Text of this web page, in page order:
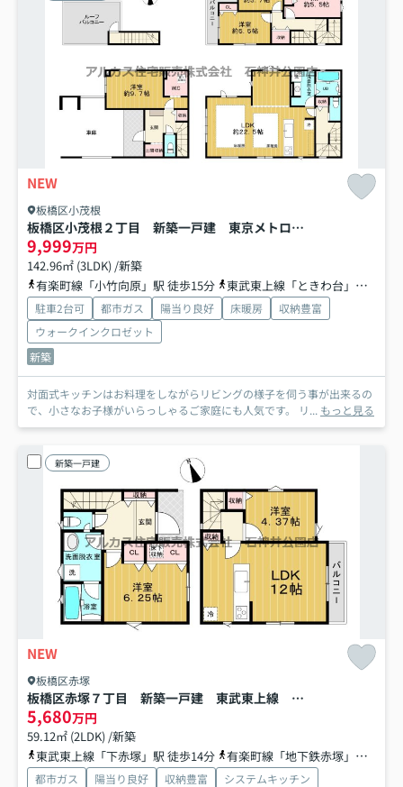
NEW
板橋区小茂根
板橋区小茂根２丁目 新築一戸建 東京メトロ有楽町線・副都心線 小竹向原
9,999万円
142.96㎡ (3LDK) /新築
有楽町線「小竹向原」駅 徒歩15分
東武東上線「ときわ台」駅 徒歩14分
駐車2台可 都市ガス 陽当り良好 床暖房
収納豊富
ウォークインクロゼット
新築
対面式キッチンはお料理をしながらリビングの様子を伺う事が出来るの
で、小さなお子様がいらっしゃるご家庭にも人気です。 リ... もっと見る
新築一戸建
NEW
板橋区赤塚
板橋区赤塚７丁目 新築一戸建 東武東上線 下赤塚
5,680万円
59.12㎡ (2LDK) /新築
東武東上線「下赤塚」駅 徒歩14分
有楽町線「地下鉄赤塚」駅 徒歩15分
都市ガス 陽当り良好 収納豊富
システムキッチン